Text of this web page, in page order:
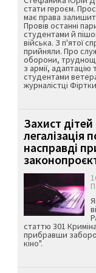
стати героєм.
має права
Провів останні
студентами й
війська. З п'ятої
прийняли. Про
оборони, труднощі
з армії, адаптацію
студентами
журналістці
Захист дітей
легалізація
насправді
статтю 301
прибравши
кіно".